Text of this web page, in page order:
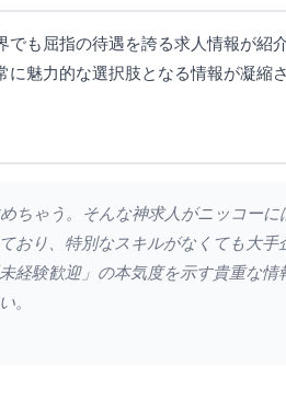
も屈指の待遇を誇る求人情報が紹
魅力的な選択肢となる情報が凝縮
ちゃう。そんな神求人がニッコー
おり、特別なスキルがなくても大手
験歓迎」の本気度を示す貴重な情
。